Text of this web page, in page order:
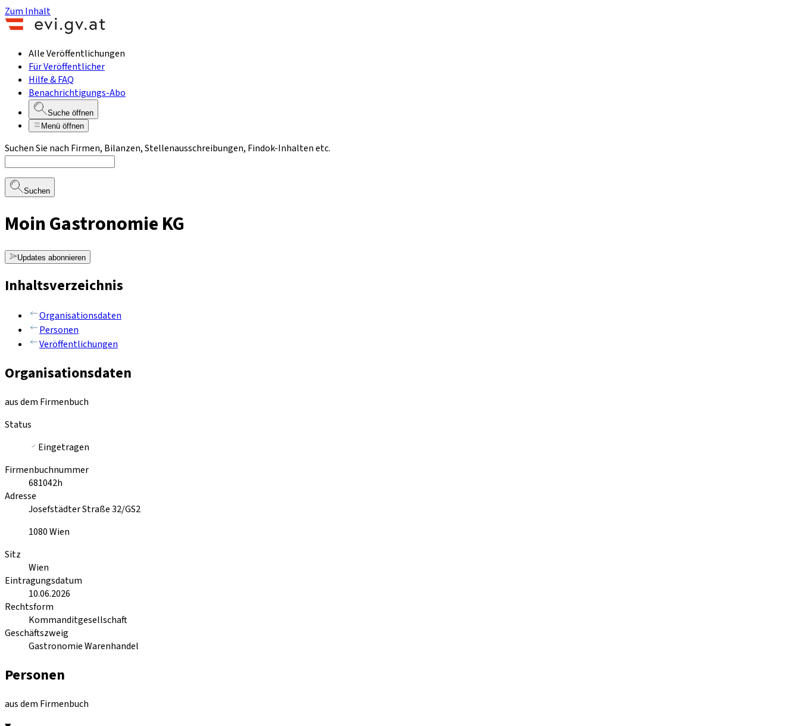
Zum Inhalt
Alle Veröffentlichungen
Für Veröffentlicher
Hilfe & FAQ
Benachrichtigungs-Abo
Suche öffnen
Menü öffnen
Suchen Sie nach Firmen, Bilanzen, Stellenausschreibungen, Findok-Inhalten etc.
Suchen
Moin Gastronomie KG
Updates abonnieren
Inhaltsverzeichnis
Organisationsdaten
Personen
Veröffentlichungen
Organisationsdaten
aus dem Firmenbuch
Status
Eingetragen
Firmenbuchnummer
681042h
Adresse
Josefstädter Straße 32/GS2
1080Wien
Sitz
Wien
Eintragungsdatum
10.06.2026
Rechtsform
Kommanditgesellschaft
Geschäftszweig
Gastronomie Warenhandel
Personen
aus dem Firmenbuch